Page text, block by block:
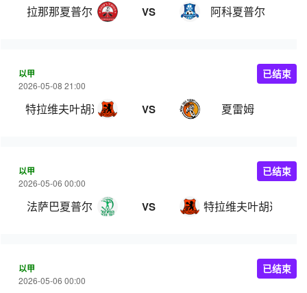
拉那那夏普尔 VS 阿科夏普尔
以甲
2026-05-08 21:00
特拉维夫叶胡达 VS 夏雷姆
已结束
以甲
2026-05-06 00:00
法萨巴夏普尔 VS 特拉维夫叶胡达
已结束
以甲
2026-05-06 00:00
已结束